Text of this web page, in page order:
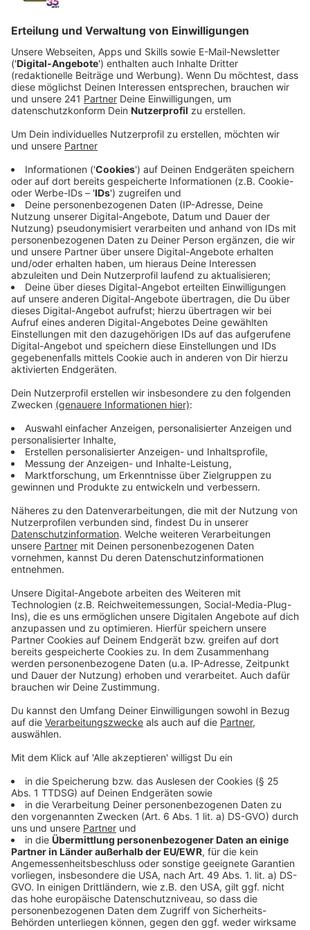
Veröffentlicht:
"Weekends" ist die Vorankündigung zum zweiten
Ridings-Album "Blood Orange", das im Mai erscheinen
soll. Der Entstehungsprozess der Platte war von
Unsicherheit geprägt. Die Pläne, mit den Writing-
den Lockdown über den Haufen geworfen und diese
Umstände wurden durch eine gleichzeitige Trennung
verstärkt. Ihre bisherigen Erfolge und das neue
Abenteuer in Los Angeles hätten Freya eigentlich in
ein Hochgefühl versetzen sollen, stattdessen fand sie
sich mit "gebrochenem Herzen" in ihrem Kinderzimmer,
Zuhause bei ihren Eltern. Durch die gewonnene Zeit
konnte sie sich voll und ganz der Musik widmen, die sie
selbst so liebt. "Es ist ein Album aus zwei Hälften: 18
Monate, in denen ich wirklich untröstlich und allein war,
gefolgt von 18 Monaten, in denen ich so glücklich war,
wie nie zuvor“, so Freya. "Es geht also um diese beiden
Hälften, die bittere und die süße, und um den
Übergang von der einen zur anderen und darum, sich
selbst zu erlauben, das durchzumachen.“ Den ersten
Vorgeschmack gibt sie uns mit "Weekends" - hier zu
hören bei uns im besten Mix.
Anzeige
Wir benötigen Ihre
Zustimmung, um den YouTube
Wir verwenden einen Service eines
Drittanbieters, um Videoinhalte
einzubetten. Dieser Service kann
Daten zu Ihren Aktivitäten
sammeln. Bitte lesen Sie die
Details durch und stimmen Sie der
Nutzung des Service zu, um dieses
Video anzusehen.
Akzeptieren
powered byUsercentrics Consent
Management Platform
Mit "Weekends" kehrt Freya Ridings auf die große
Mix.
Anzeige
Anzeige